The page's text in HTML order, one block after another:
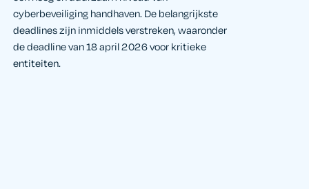
cyberbeveiliging handhaven. De belangrijkste
deadlines zijn inmiddels verstreken, waaronder
de deadline van 18 april 2026 voor kritieke
entiteiten.